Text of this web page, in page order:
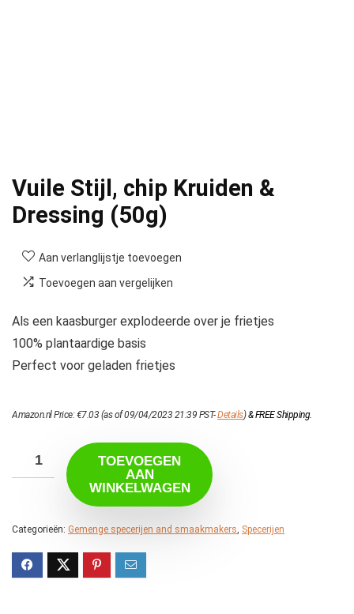
Vuile Stijl, chip Kruiden &
Dressing (50g)
Aan verlanglijstje toevoegen
Toevoegen aan vergelijken
Als een kaasburger explodeerde over je frietjes
100% plantaardige basis
Perfect voor geladen frietjes
Amazon.nl Price:€7.03 (as of 09/04/2023 21:39 PST-Details)&FREE Shipping.
TOEVOEGEN
AAN
WINKELWAGEN
Categorieën: Gemenge specerijen and smaakmakers, Specerijen